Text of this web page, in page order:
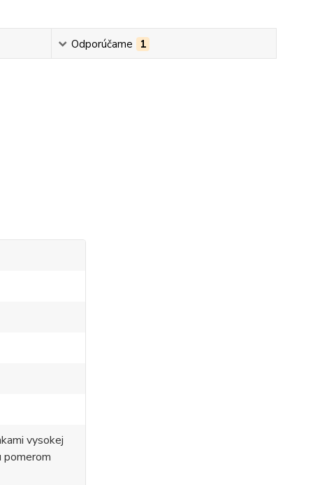
Odporúčame 1
vysokej